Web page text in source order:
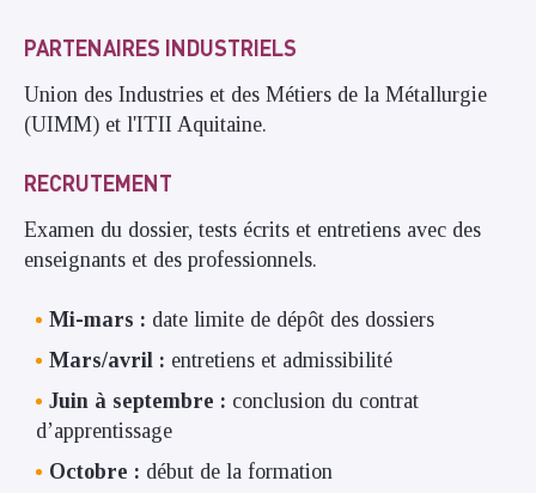
PARTENAIRES INDUSTRIELS
Union des Industries et des Métiers de la Métallurgie
(UIMM) et l'ITII Aquitaine.
RECRUTEMENT
Examen du dossier, tests écrits et entretiens avec des
enseignants et des professionnels.
Mi-mars : date limite de dépôt des dossiers
Mars/avril : entretiens et admissibilité
Juin à septembre : conclusion du contrat
d’apprentissage
Octobre : début de la formation